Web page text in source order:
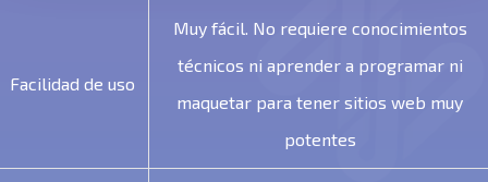
Facilidad de uso
Muy fácil. No requiere conocimientos
técnicos ni aprender a programar ni
maquetar para tener sitios web muy
potentes